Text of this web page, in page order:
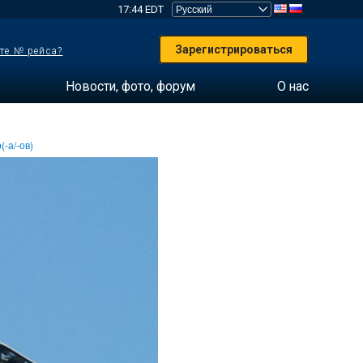
17:44 EDT
№ рейса? Зарегистрироваться
Новости, фото, форум О нас
а/-ов)